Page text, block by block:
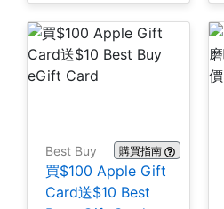
Best Buy 購買指南
買$100 Apple Gift
Card送$10 Best